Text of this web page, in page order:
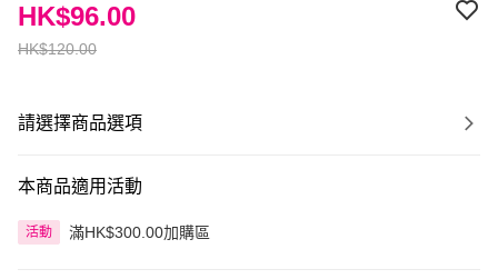
HK$120.00
HK$96.00
請選擇商品選項
本商品適用活動
活動 滿HK$300.00加購區